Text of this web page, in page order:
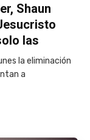
Shaun
las
la eliminación
a